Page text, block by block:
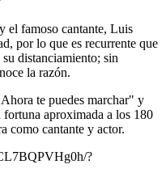
el famoso cantante, Luis
por lo que es recurrente que
distanciamiento; sin
la razón.
te puedes marchar" y
aproximada a los 180
como cantante y actor.
?